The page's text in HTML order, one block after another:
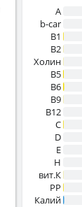
A
b-car
В1
B2
Холин
B5
B6
B9
B12
C
D
E
H
вит.К
PP
Калий